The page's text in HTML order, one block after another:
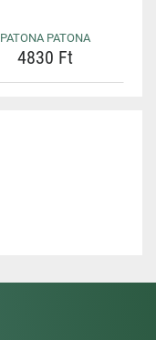
PATONA PATONA
4830 Ft